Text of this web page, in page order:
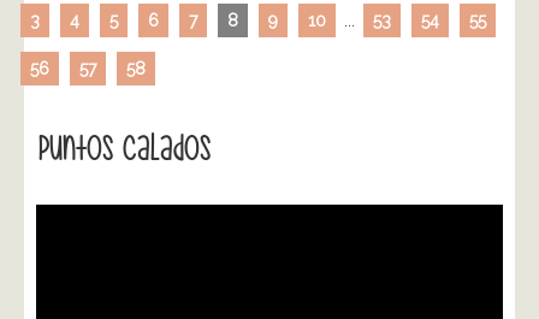
3 4 5 6 7 8 9 10 53 54 55
56 57 58
Puntos Calados